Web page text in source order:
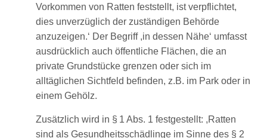
Vorkommen von Ratten feststellt, ist verpflichtet,
dies unverzüglich der zuständigen Behörde
anzuzeigen.‘ Der Begriff ,in dessen Nähe‘ umfasst
ausdrücklich auch öffentliche Flächen, die an
private Grundstücke grenzen oder sich im
alltäglichen Sichtfeld befinden, z.B. im Park oder in
einem Gehölz.
Zusätzlich wird in § 1 Abs. 1 festgestellt: ,Ratten
sind als Gesundheitsschädlinge im Sinne des § 2